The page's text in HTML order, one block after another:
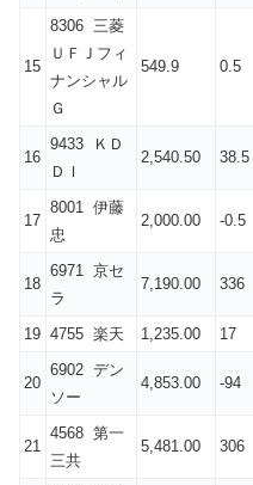
15
8306 三菱
ＵＦＪフィ
ナンシャル
Ｇ
549.9 0.5
16
9433 ＫＤ
ＤＩ
2,540.50 38.5
17
8001 伊藤
忠
2,000.00 -0.5
18
6971 京セ
ラ
7,190.00 336
19 4755 楽天 1,235.00 17
20
6902 デン
ソー
4,853.00 -94
21
4568 第一
三共
5,481.00 306